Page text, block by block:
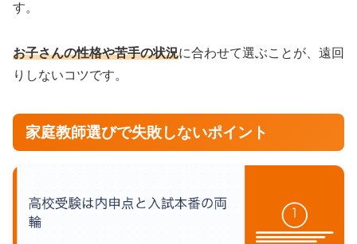
す。
お子さんの性格や苦手の状況に合わせて選ぶことが、遠回
りしないコツです。
家庭教師選びで失敗しないポイント